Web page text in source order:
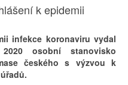
k epidemii
infekce koronaviru vydal
osobní stanovisko
českého s výzvou k